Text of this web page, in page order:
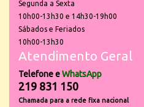
Segunda a Sexta
10h00-13h30 e 14h30-19h00
Sábados e Feriados
10h00-13h30
Atendimento Geral
Telefone eWhatsApp
219 831 150
Chamada para a rede fixa nacional